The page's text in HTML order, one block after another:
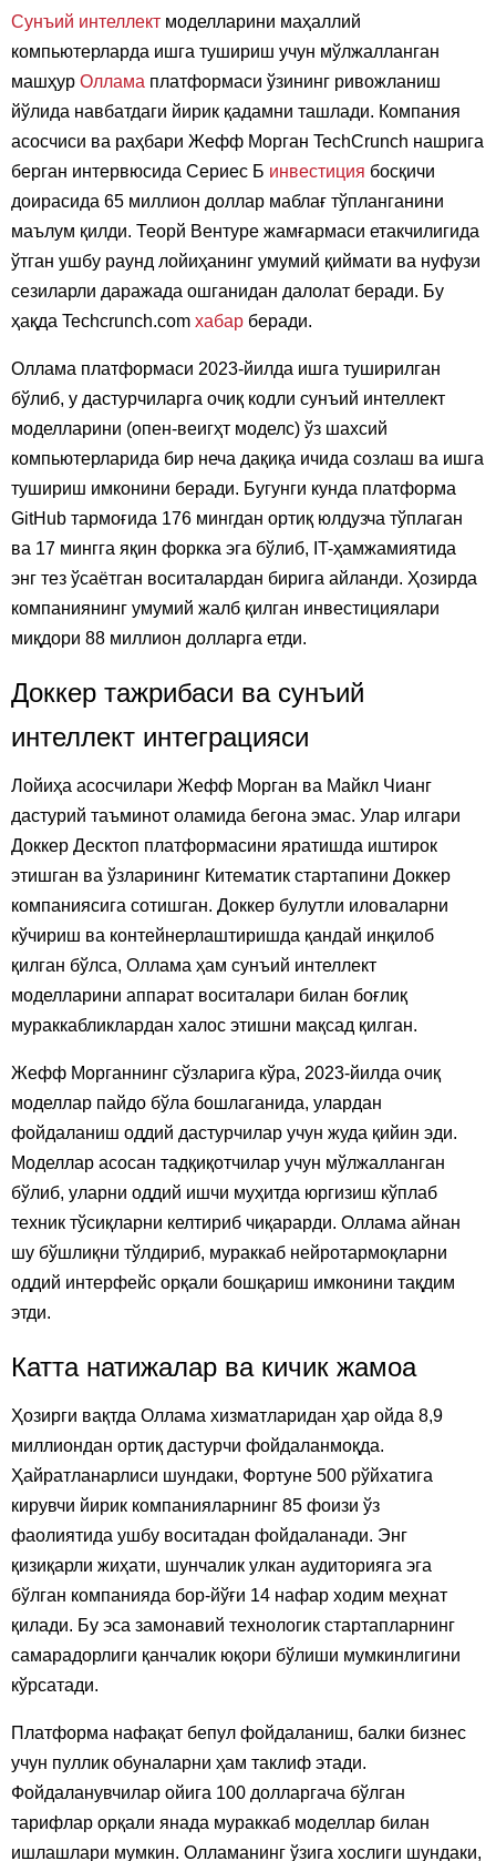
Сунъий интеллект моделларини маҳаллий
компьютерларда ишга тушириш учун мўлжалланган
машҳур Оллама платформаси ўзининг ривожланиш
йўлида навбатдаги йирик қадамни ташлади. Компания
асосчиси ва раҳбари Жефф Морган TechCrunch нашрига
берган интервюсида Сериес Б инвестиция босқичи
доирасида 65 миллион доллар маблағ тўпланганини
маълум қилди. Теорй Вентуре жамғармаси етакчилигида
ўтган ушбу раунд лойиҳанинг умумий қиймати ва нуфузи
сезиларли даражада ошганидан далолат беради. Бу
ҳақда Techcrunch.com хабар беради.
Оллама платформаси 2023-йилда ишга туширилган
бўлиб, у дастурчиларга очиқ кодли сунъий интеллект
моделларини (опен-веигҳт моделс) ўз шахсий
компьютерларида бир неча дақиқа ичида созлаш ва ишга
тушириш имконини беради. Бугунги кунда платформа
GitHub тармоғида 176 мингдан ортиқ юлдузча тўплаган
ва 17 мингга яқин форкка эга бўлиб, IT-ҳамжамиятида
энг тез ўсаётган воситалардан бирига айланди. Ҳозирда
компаниянинг умумий жалб қилган инвестициялари
миқдори 88 миллион долларга етди.
Доккер тажрибаси ва сунъий
интеллект интеграцияси
Лойиҳа асосчилари Жефф Морган ва Майкл Чианг
дастурий таъминот оламида бегона эмас. Улар илгари
Доккер Десктоп платформасини яратишда иштирок
этишган ва ўзларининг Китематик стартапини Доккер
компаниясига сотишган. Доккер булутли иловаларни
кўчириш ва контейнерлаштиришда қандай инқилоб
қилган бўлса, Оллама ҳам сунъий интеллект
моделларини аппарат воситалари билан боғлиқ
мураккабликлардан халос этишни мақсад қилган.
Жефф Морганнинг сўзларига кўра, 2023-йилда очиқ
моделлар пайдо бўла бошлаганида, улардан
фойдаланиш оддий дастурчилар учун жуда қийин эди.
Моделлар асосан тадқиқотчилар учун мўлжалланган
бўлиб, уларни оддий ишчи муҳитда юргизиш кўплаб
техник тўсиқларни келтириб чиқарарди. Оллама айнан
шу бўшлиқни тўлдириб, мураккаб нейротармоқларни
оддий интерфейс орқали бошқариш имконини тақдим
этди.
Катта натижалар ва кичик жамоа
Ҳозирги вақтда Оллама хизматларидан ҳар ойда 8,9
миллиондан ортиқ дастурчи фойдаланмоқда.
Ҳайратланарлиси шундаки, Фортуне 500 рўйхатига
кирувчи йирик компанияларнинг 85 фоизи ўз
фаолиятида ушбу воситадан фойдаланади. Энг
қизиқарли жиҳати, шунчалик улкан аудиторияга эга
бўлган компанияда бор-йўғи 14 нафар ходим меҳнат
қилади. Бу эса замонавий технологик стартапларнинг
самарадорлиги қанчалик юқори бўлиши мумкинлигини
кўрсатади.
Платформа нафақат бепул фойдаланиш, балки бизнес
учун пуллик обуналарни ҳам таклиф этади.
Фойдаланувчилар ойига 100 долларгача бўлган
тарифлар орқали янада мураккаб моделлар билан
ишлашлари мумкин. Олламанинг ўзига хослиги шундаки,